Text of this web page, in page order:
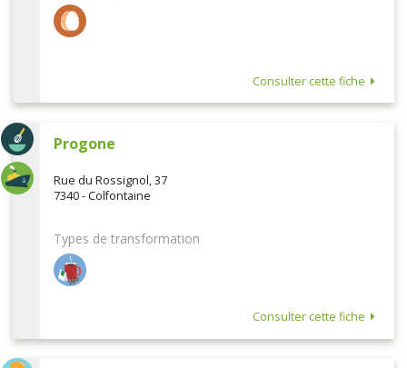
Consulter cette fiche
Progone
Rue du Rossignol, 37
7340 - Colfontaine
Types de transformation
Consulter cette fiche